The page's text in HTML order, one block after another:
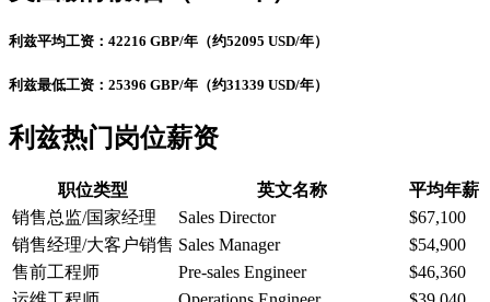
利兹平均工资：42216 GBP/年（约52095 USD/年）
利兹最低工资：25396 GBP/年（约31339 USD/年）
利兹热门岗位薪资
职位类型 英文名称
平均年薪
销售总监/国家经理
Sales Director
$67,100
销售经理/大客户销售 Sales Manager
$54,900
售前工程师
Pre-sales Engineer
$46,360